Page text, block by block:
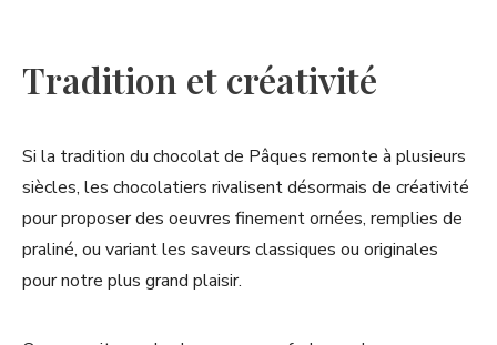
Tradition et créativité
Si la tradition du chocolat de Pâques remonte à plusieurs
siècles, les chocolatiers rivalisent désormais de créativité
pour proposer des oeuvres finement ornées, remplies de
praliné, ou variant les saveurs classiques ou originales
pour notre plus grand plaisir.